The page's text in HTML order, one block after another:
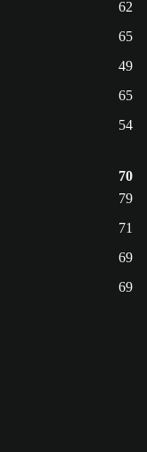
62
65
49
65
54
70
79
71
69
69